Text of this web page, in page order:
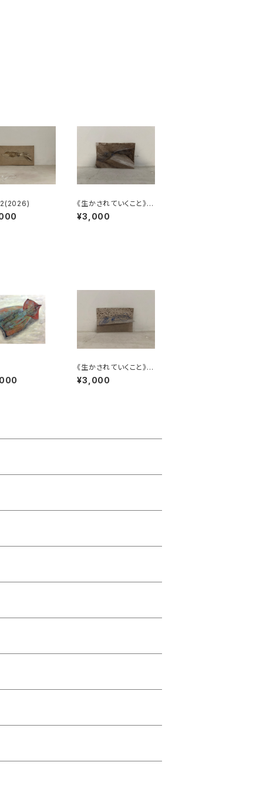
《生かされていくこと》カ
ットキャンバス23
¥3,000
《生かされていくこと》カ
ットキャンバス15
¥3,000